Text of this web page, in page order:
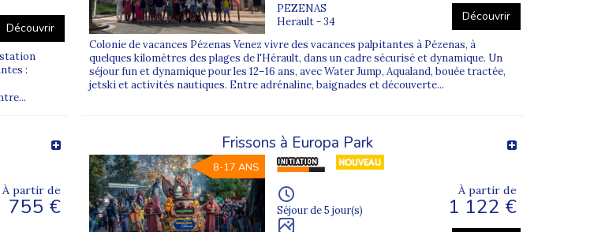
Découvrir
station
:
PEZENAS
Herault - 34
Découvrir
Colonie de vacances Pézenas Venez vivre des vacances palpitantes à Pézenas, à
quelques kilomètres des plages de l'Hérault, dans un cadre sécurisé et dynamique. Un
séjour fun et dynamique pour les 12–16 ans, avec Water Jump, Aqualand, bouée tractée,
jetski et activités nautiques. Entre adrénaline, baignades et découverte...
À partir de
755 €
Frissons à Europa Park
8-17 ANS
Séjour de 5 jour(s)
À partir de
1 122 €